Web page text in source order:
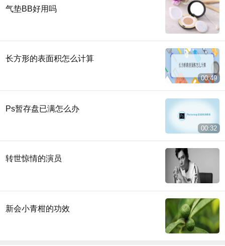
气垫BB好用吗
长方形的表面积怎么计算
00:49
Ps暂存盘已满怎么办
00:32
转世惊情的演员
新会小青柑的功效